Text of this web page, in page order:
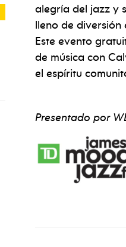
alegría del jazz y
lleno de diversión
Este evento
de música con
el espíritu
Presentado por